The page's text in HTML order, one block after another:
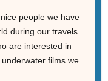
people we have
during our travels.
are interested in
films we